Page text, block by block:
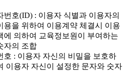
호(ID) : 이용자 식별과 이용자의
용을 위하여 이용계약 체결시 이용
에 의하여 교육정보원이 부여하는
자의 조합
: 이용자 자신의 비밀을 보호하
이용자 자신이 설정한 문자와 숫자